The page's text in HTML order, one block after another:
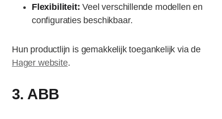
Flexibiliteit: Veel verschillende modellen en
configuraties beschikbaar.
Hun productlijn is gemakkelijk toegankelijk via de
Hager website.
3. ABB